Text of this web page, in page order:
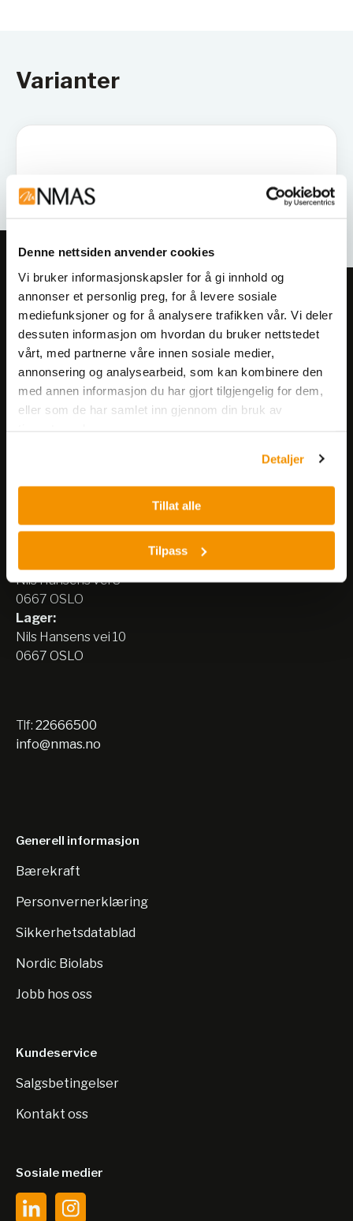
Denne nettsiden anvender cookies
Vi bruker informasjonskapsler for å gi innhold og
annonser et personlig preg, for å levere sosiale
mediefunksjoner og for å analysere trafikken vår. Vi deler
dessuten informasjon om hvordan du bruker nettstedet
vårt, med partnerne våre innen sosiale medier,
annonsering og analysearbeid, som kan kombinere den
med annen informasjon du har gjort tilgjengelig for dem,
eller som de har samlet inn gjennom din bruk av
Detaljer
Tillat alle
Tilpass
Varianter
Meld deg på vårt nyhetsbrev!
Få informasjon om produkter,
arrangementer og kampanjer.
Meld på nyhetsbrev
Nerliens Meszansky AS
Nils Hansens vei 8
0667 OSLO
Lager:
Nils Hansens vei 10
0667 OSLO
Tlf: 22666500
info@nmas.no
Generell informasjon
Bærekraft
Personvernerklæring
Sikkerhetsdatablad
Nordic Biolabs
Jobb hos oss
Kundeservice
Salgsbetingelser
Kontakt oss
Sosiale medier